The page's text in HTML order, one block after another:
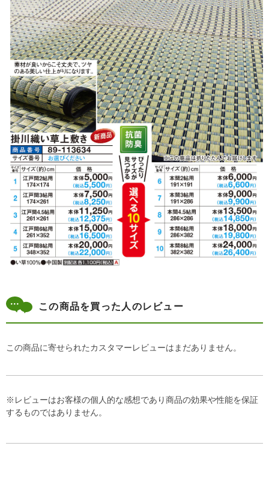
この商品を買った人のレビュー
この商品に寄せられたカスタマーレビューはまだありません。
※レビューはお客様の個人的な感想であり商品の効果や性能を保証
するものではありません。